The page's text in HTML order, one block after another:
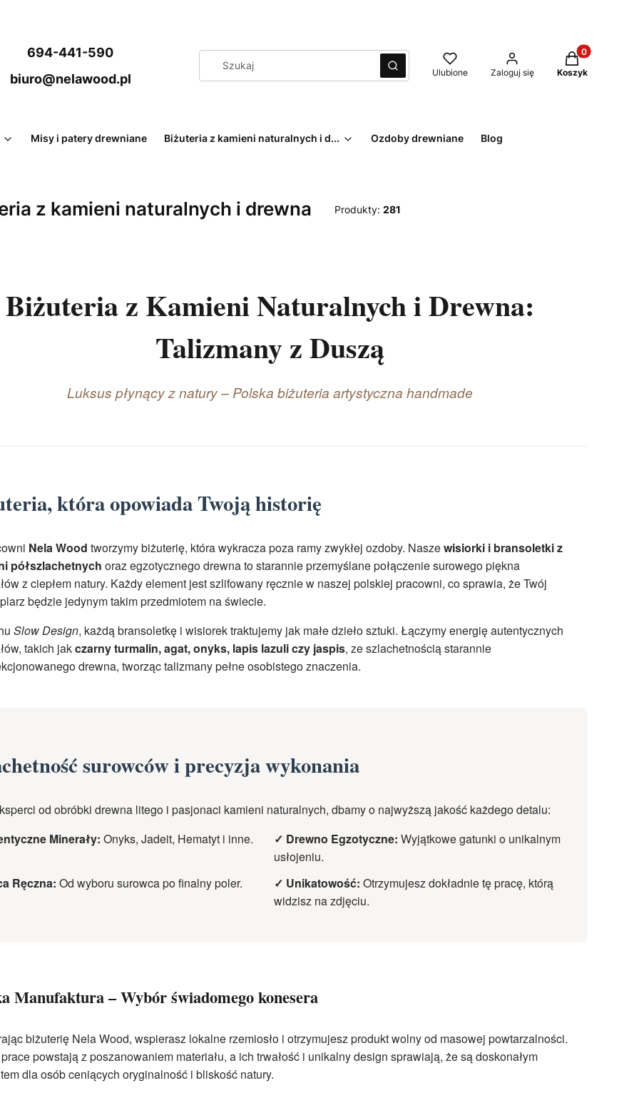
694-441-590
biuro@nelawood.pl
WyczyśćSzukaj Ulubione Zaloguj się
Produkty w
Koszyk
Misy i patery drewniane Biżuteria z kamieni naturalnych i d... Ozdoby drewniane Blog
z kamieni naturalnych i drewna Produkty: 281
Biżuteria z Kamieni Naturalnych i Drewna:
Talizmany z Duszą
Luksus płynący z natury – Polska biżuteria artystyczna handmade
która opowiada Twoją historię
Nela Wood tworzymy biżuterię, która wykracza poza ramy zwykłej ozdoby. Naszewisiorki i bransoletki z
półszlachetnych oraz egzotycznego drewna to starannie przemyślane połączenie surowego piękna
z ciepłem natury. Każdy element jest szlifowany ręcznie w naszej polskiej pracowni, co sprawia, że Twój
będzie jedynym takim przedmiotem na świecie.
Slow Design, każdą bransoletkę i wisiorek traktujemy jak małe dzieło sztuki. Łączymy energię autentycznych
takich jakczarny turmalin, agat, onyks, lapis lazuli czy jaspis, ze szlachetnością starannie
drewna, tworząc talizmany pełne osobistego znaczenia.
surowców i precyzja wykonania
od obróbki drewna litego i pasjonaci kamieni naturalnych, dbamy o najwyższą jakość każdego detalu:
Minerały: Onyks, Jadeit, Hematyt i inne. ✓ Drewno Egzotyczne: Wyjątkowe gatunki o unikalnym
usłojeniu.
Ręczna: Od wyboru surowca po finalny poler. ✓ Unikatowość: Otrzymujesz dokładnie tę pracę, którą
widzisz na zdjęciu.
Manufaktura – Wybór świadomego konesera
biżuterię Nela Wood, wspierasz lokalne rzemiosło i otrzymujesz produkt wolny od masowej powtarzalności.
powstają z poszanowaniem materiału, a ich trwałość i unikalny design sprawiają, że są doskonałym
dla osób ceniących oryginalność i bliskość natury.